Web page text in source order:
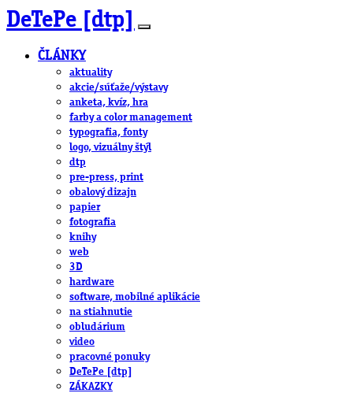
DeTePe [dtp]
ČLÁNKY
aktuality
akcie/súťaže/výstavy
anketa, kvíz, hra
farby a color management
typografia, fonty
logo, vizuálny štýl
dtp
pre-press, print
obalový dizajn
papier
fotografia
knihy
web
3D
hardware
software, mobilné aplikácie
na stiahnutie
obludárium
video
pracovné ponuky
DeTePe [dtp]
ZÁKAZKY